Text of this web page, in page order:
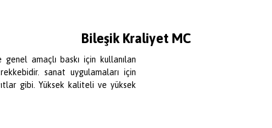
Bileşik Kraliyet MC
amaçlı baskı için kullanılan
sanat uygulamaları için
gibi. Yüksek kaliteli ve yüksek